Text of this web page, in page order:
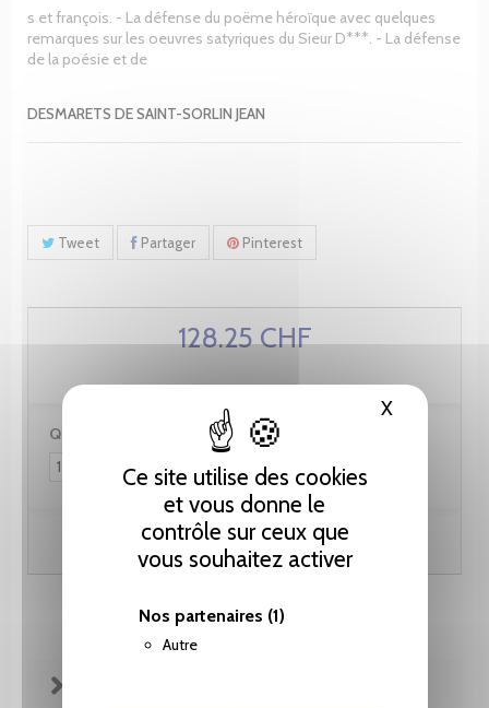
Ce site utilise des cookies
et vous donne le
contrôle sur ceux que
vous souhaitez activer
Nos partenaires (1)
Autre
XMasquer
s et françois. - La défense du poëme héroïque avec quelques
remarques sur les oeuvres satyriques du Sieur D***. - La défense
de la poésie et de
DESMARETS DE SAINT-SORLIN JEAN
Tweet Partager Pinterest
128.25 CHF
Quantité :
Ajouter au panier